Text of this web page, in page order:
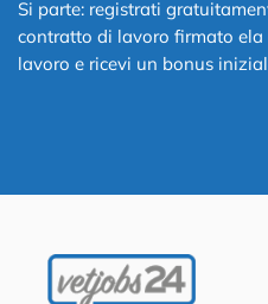
Si parte: registrati
contratto di lavoro firmato
lavoro e ricevi un bonus